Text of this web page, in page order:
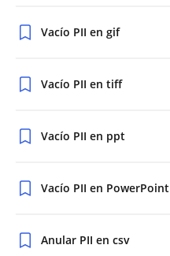
Vacío PII en gif
Vacío PII en tiff
Vacío PII en ppt
Vacío PII en PowerPoint
Anular PII en csv